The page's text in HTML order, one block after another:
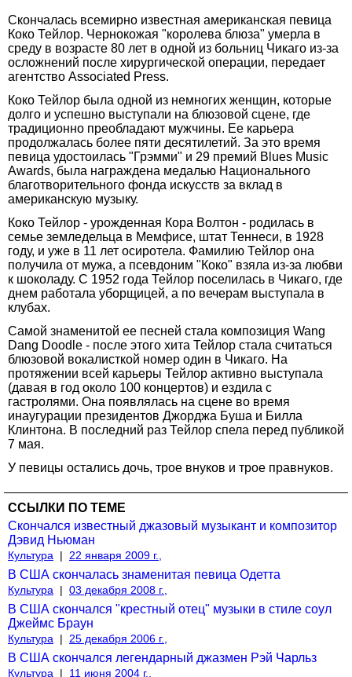
Скончалась всемирно известная американская певица
Коко Тейлор. Чернокожая "королева блюза" умерла в
среду в возрасте 80 лет в одной из больниц Чикаго из-за
осложнений после хирургической операции, передает
агентство Associated Press.
Коко Тейлор была одной из немногих женщин, которые
долго и успешно выступали на блюзовой сцене, где
традиционно преобладают мужчины. Ее карьера
продолжалась более пяти десятилетий. За это время
певица удостоилась "Грэмми" и 29 премий Blues Music
Awards, была награждена медалью Национального
благотворительного фонда искусств за вклад в
американскую музыку.
Коко Тейлор - урожденная Кора Волтон - родилась в
семье земледельца в Мемфисе, штат Теннеси, в 1928
году, и уже в 11 лет осиротела. Фамилию Тейлор она
получила от мужа, а псевдоним "Коко" взяла из-за любви
к шоколаду. С 1952 года Тейлор поселилась в Чикаго, где
днем работала уборщицей, а по вечерам выступала в
клубах.
Самой знаменитой ее песней стала композиция Wang
Dang Doodle - после этого хита Тейлор стала считаться
блюзовой вокалисткой номер один в Чикаго. На
протяжении всей карьеры Тейлор активно выступала
(давая в год около 100 концертов) и ездила с
гастролями. Она появлялась на сцене во время
инаугурации президентов Джорджа Буша и Билла
Клинтона. В последний раз Тейлор спела перед публикой
7 мая.
У певицы остались дочь, трое внуков и трое правнуков.
ССЫЛКИ ПО ТЕМЕ
Скончался известный джазовый музыкант и композитор
Дэвид Ньюман
Культура | 22 января 2009 г.,
В США скончалась знаменитая певица Одетта
Культура | 03 декабря 2008 г.,
В США скончался "крестный отец" музыки в стиле соул
Джеймс Браун
Культура | 25 декабря 2006 г.,
В США скончался легендарный джазмен Рэй Чарльз
Культура | 11 июня 2004 г.,